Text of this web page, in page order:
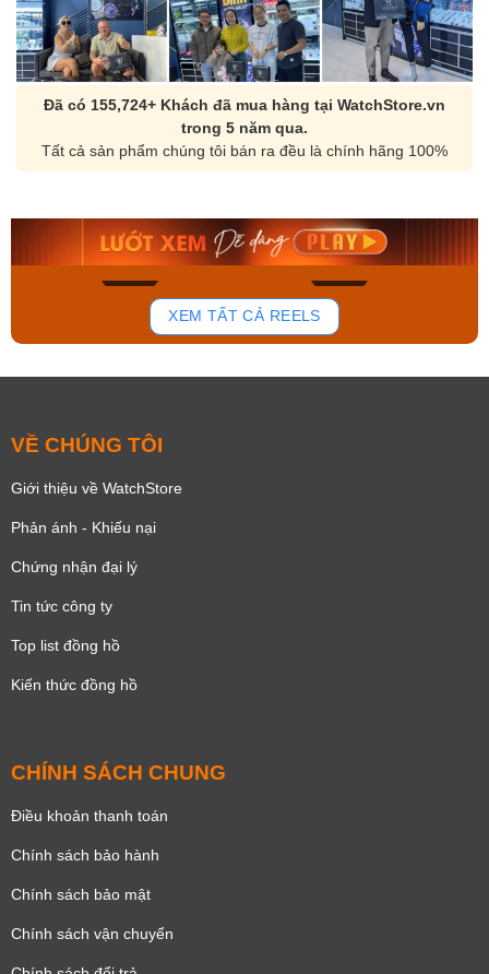
Đã có 155,724+ Khách đã mua hàng tại WatchStore.vn
trong 5 năm qua.
Tất cả sản phẩm chúng tôi bán ra đều là chính hãng 100%
136
Orient Nam RA-
Mua ngay
Casio Nam MTS-
Mua ngay
XEM TẤT CẢ REELS
VỀ CHÚNG TÔI
Giới thiệu về WatchStore
Phản ánh - Khiếu nại
Chứng nhận đại lý
Tin tức công ty
Top list đồng hồ
Kiến thức đồng hồ
CHÍNH SÁCH CHUNG
Điều khoản thanh toán
Chính sách bảo hành
Chính sách bảo mật
Chính sách vận chuyển